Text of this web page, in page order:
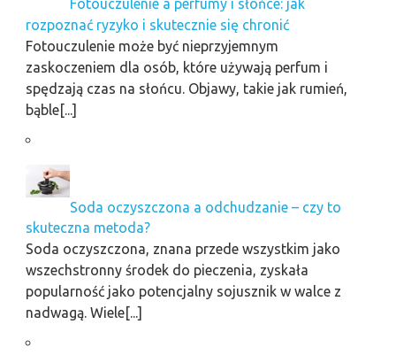
Fotouczulenie a perfumy i słońce: jak
rozpoznać ryzyko i skutecznie się chronić
Fotouczulenie może być nieprzyjemnym
zaskoczeniem dla osób, które używają perfum i
spędzają czas na słońcu. Objawy, takie jak rumień,
bąble[...]
Soda oczyszczona a odchudzanie – czy to
skuteczna metoda?
Soda oczyszczona, znana przede wszystkim jako
wszechstronny środek do pieczenia, zyskała
popularność jako potencjalny sojusznik w walce z
nadwagą. Wiele[...]